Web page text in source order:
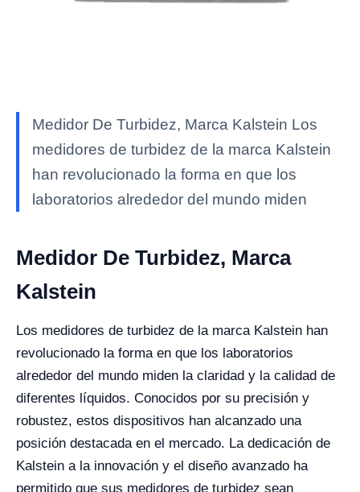
Medidor De Turbidez, Marca Kalstein Los
medidores de turbidez de la marca Kalstein
han revolucionado la forma en que los
laboratorios alrededor del mundo miden
Medidor De Turbidez, Marca
Kalstein
Los medidores de turbidez de la marca Kalstein han
revolucionado la forma en que los laboratorios
alrededor del mundo miden la claridad y la calidad de
diferentes líquidos. Conocidos por su precisión y
robustez, estos dispositivos han alcanzado una
posición destacada en el mercado. La dedicación de
Kalstein a la innovación y el diseño avanzado ha
permitido que sus medidores de turbidez sean